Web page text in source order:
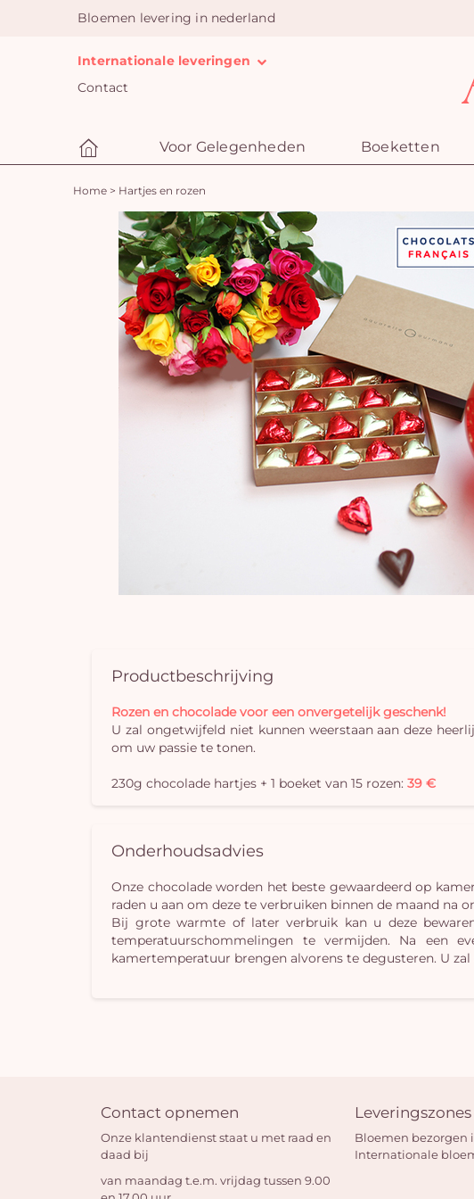
Bloemen levering in nederland
Internationale leveringen
Contact
Voor Gelegenheden Boeketten
Home > Hartjes en rozen
Productbeschrijving
Rozen en chocolade voor een onvergetelijk geschenk!
U zal ongetwijfeld niet kunnen weerstaan aan deze
om uw passie te tonen.
230g chocolade hartjes + 1 boeket van 15 rozen:39 €
Onderhoudsadvies
Onze chocolade worden het beste gewaardeerd op
raden u aan om deze te verbruiken binnen de maand na
Bij grote warmte of later verbruik kan u deze
temperatuurschommelingen te vermijden. Na een
kamertemperatuur brengen alvorens te degusteren. U
Contact opnemen
Onze klantendienst staat u met raad en
daad bij
van maandag t.e.m. vrijdag tussen 9.00
Leveringszones
Bloemen bezorgen
Internationale